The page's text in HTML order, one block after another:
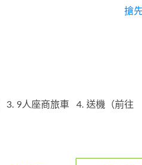
搶
3. 9人座商旅車
4. 送機（前往